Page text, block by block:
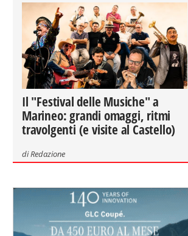
Il "Festival delle Musiche" a
Marineo: grandi omaggi, ritmi
travolgenti (e visite al Castello)
diRedazione